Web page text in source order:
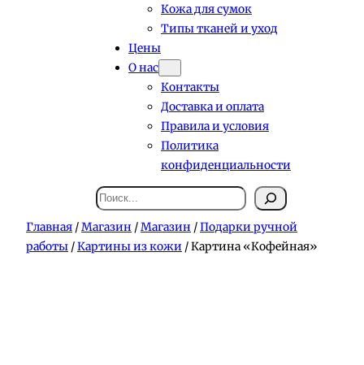
Кожа для сумок
Типы тканей и уход
Цены
О нас
Контакты
Доставка и оплата
Правила и условия
Политика
конфиденциальности
Поиск
Главная /Магазин /Магазин /Подарки ручной
работы /Картины из кожи / Картина «Кофейная»